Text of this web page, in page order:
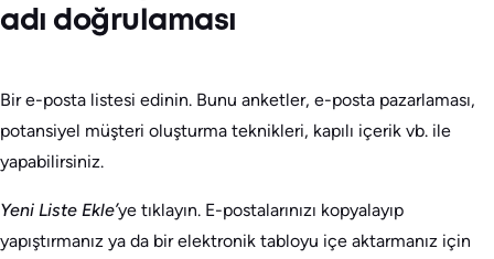
adı doğrulaması
Bir e-posta listesi edinin. Bunu anketler, e-posta pazarlaması,
potansiyel müşteri oluşturma teknikleri, kapılı içerik vb. ile
yapabilirsiniz.
Yeni Liste Ekle’ye tıklayın. E-postalarınızı kopyalayıp
yapıştırmanız ya da bir elektronik tabloyu içe aktarmanız için